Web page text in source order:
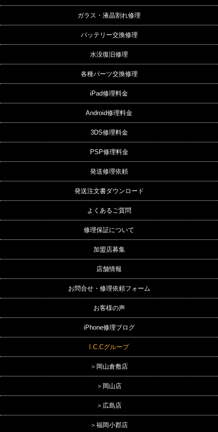
ガラス・液晶割れ修理
バッテリー交換修理
水没復旧修理
各種パーツ交換修理
iPad修理料金
Android修理料金
3DS修理料金
PSP修理料金
発送修理依頼
発送注文書ダウンロード
よくあるご質問
修理保証について
加盟店募集
店舗情報
お問合せ・修理依頼フォーム
お客様の声
iPhone修理ブログ
I.C.Cグループ
＞岡山倉敷店
＞岡山店
＞広島店
＞福岡小郡店